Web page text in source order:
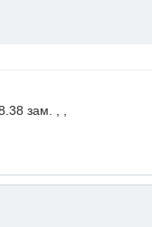
зам. , ,